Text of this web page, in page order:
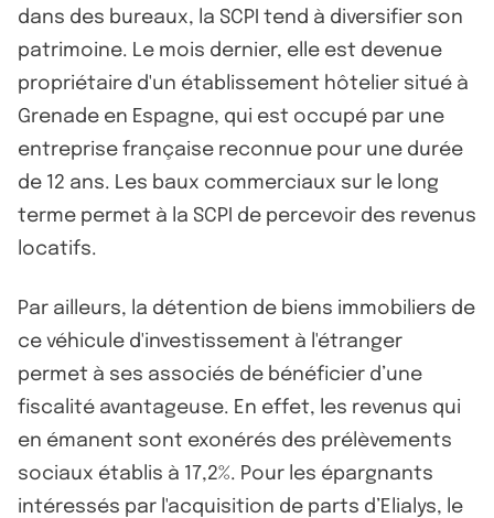
dans des bureaux, la SCPI tend à diversifier son
patrimoine. Le mois dernier, elle est devenue
propriétaire d'un établissement hôtelier situé à
Grenade en Espagne, qui est occupé par une
entreprise française reconnue pour une durée
de 12 ans. Les baux commerciaux sur le long
terme permet à la SCPI de percevoir des revenus
locatifs.
Par ailleurs, la détention de biens immobiliers de
ce véhicule d'investissement à l'étranger
permet à ses associés de bénéficier d’une
fiscalité avantageuse. En effet, les revenus qui
en émanent sont exonérés des prélèvements
sociaux établis à 17,2%. Pour les épargnants
intéressés par l'acquisition de parts d’Elialys, le